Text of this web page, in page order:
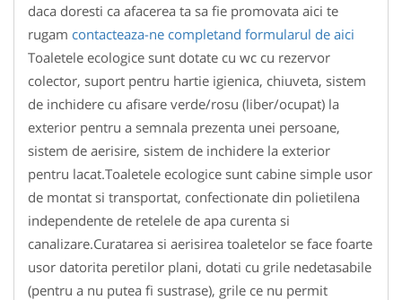
daca doresti ca afacerea ta sa fie promovata aici te
rugam contacteaza-ne completand formularul de aici
Toaletele ecologice sunt dotate cu wc cu rezervor
colector, suport pentru hartie igienica, chiuveta, sistem
de inchidere cu afisare verde/rosu (liber/ocupat) la
exterior pentru a semnala prezenta unei persoane,
sistem de aerisire, sistem de inchidere la exterior
pentru lacat.Toaletele ecologice sunt cabine simple usor
de montat si transportat, confectionate din polietilena
independente de retelele de apa curenta si
canalizare.Curatarea si aerisirea toaletelor se face foarte
usor datorita peretilor plani, dotati cu grile nedetasabile
(pentru a nu putea fi sustrase), grile ce nu permit